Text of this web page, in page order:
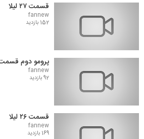
قسمت ۲۷ لیلا
fannew
152 بازدید
پرومو دوم قسمت ۲۶
fannew
92 بازدید
قسمت ۲۶ لیلا
fannew
169 بازدید